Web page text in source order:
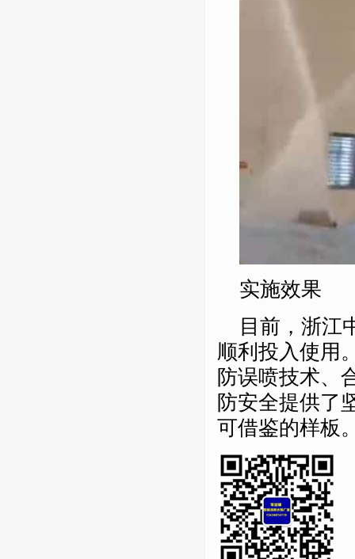
实施效果
目前，浙江
顺利投入使用
防误喷技术、
防安全提供了
可借鉴的样板